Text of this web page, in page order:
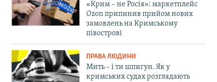
«Крим – не Росія»: маркетплейс
Ozon припинив прийом нових
замовлень на Кримському
півострові
ПРАВА ЛЮДИНИ
Мить – і ти шпигун. Як у
кримських судах розглядають